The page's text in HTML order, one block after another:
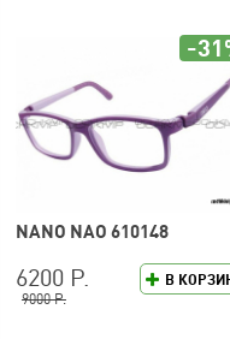
NANO NAO 610148
В
6200 Р.
9000 Р.
-